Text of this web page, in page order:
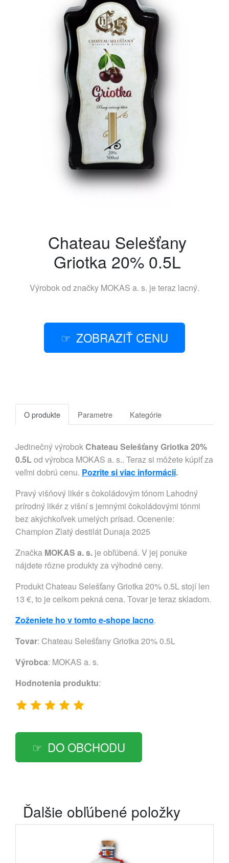
Chateau Selešťany
Griotka 20% 0.5L
Výrobok od značky MOKAS a. s. je teraz lacný.
ZOBRAZIŤ CENU
O produkte Parametre Kategórie
Jedinečný výrobokChateau Selešťany Griotka 20%
0.5Lod výrobca MOKAS a. s.. Teraz si môžete kúpiť za
veľmi dobrú cenu. Pozrite si viac informácií.
Pravý višňový likér s čokoládovým tónom Lahodný
prírodný likér z višní s jemnými čokoládovými tónmi
bez akýchkoľvek umelých prísad. Ocenenie:
Champion Zlatý destilát Dunaja 2025
Značka MOKAS a. s. je obľúbená. V jej ponuke
nájdete rôzne produkty za výhodné ceny.
Produkt Chateau Selešťany Griotka 20% 0.5L stojí len
13 €, to je celkom pekná cena. Tovar je teraz skladom.
Zoženiete ho v tomto e-shope lacno.
Tovar: Chateau Selešťany Griotka 20% 0.5L
Výrobca: MOKAS a. s.
Hodnotenia produktu:
DO OBCHODU
Ďalšie obľúbené položky